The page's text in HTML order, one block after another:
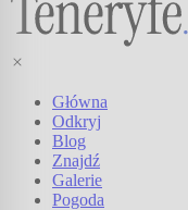
Główna
Odkryj
Blog
Znajdź
Galerie
Pogoda